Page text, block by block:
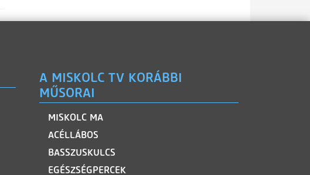
A MISKOLC TV KORÁBBI
MŰSORAI
MISKOLC MA
ACÉLLÁBOS
BASSZUSKULCS
EGÉSZSÉGPERCEK